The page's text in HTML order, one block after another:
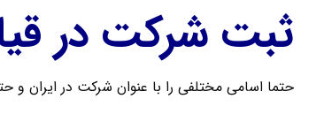
ثبت شرکت در
حتما اسامی مختلفی را با عنوان شرکت در ایران و